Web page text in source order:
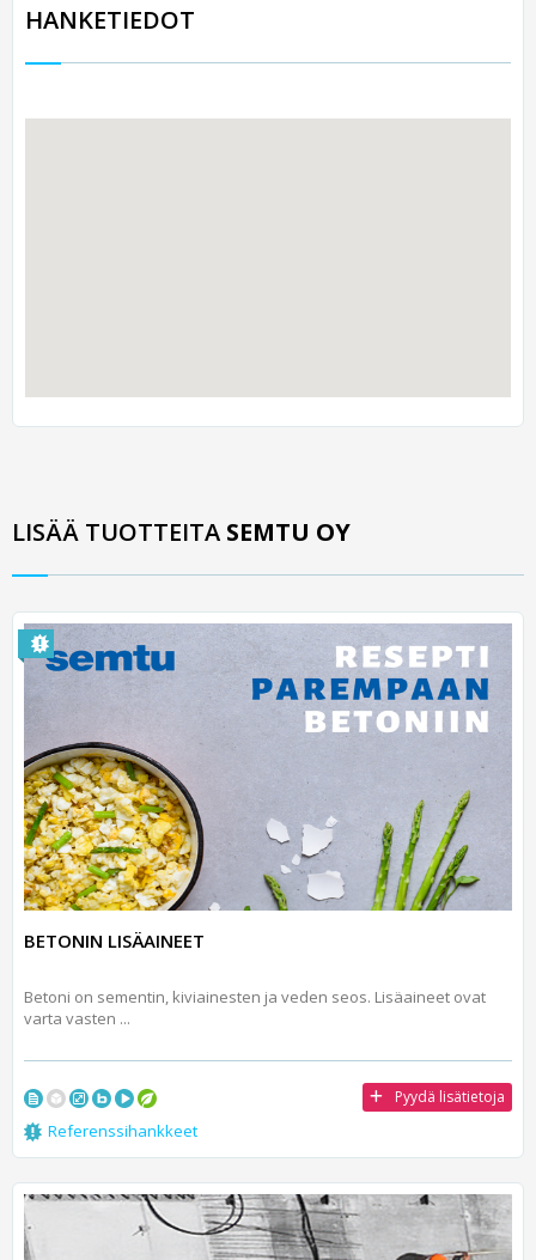
HANKETIEDOT
LISÄÄ TUOTTEITA SEMTU OY
BETONIN LISÄAINEET
Betoni on sementin, kiviainesten ja veden seos. Lisäaineet ovat
varta vasten ...
Pyydä lisätietoja
Referenssihankkeet